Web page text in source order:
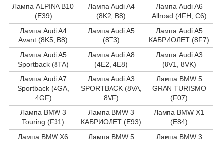
Лампа ALPINA B10
(E39)
Лампа Audi A4
(8K2, B8)
Лампа Audi A6
Allroad (4FH, C6)
Лампа Audi A4
Avant (8K5, B8)
Лампа Audi A5
(8T3)
Лампа Audi A5
КАБРИОЛЕТ (8F7)
Лампа Audi A5
Sportback (8TA)
Лампа Audi A8
(4E2, 4E8)
Лампа Audi A3
(8V1, 8VK)
Лампа Audi A7
Sportback (4GA,
4GF)
Лампа Audi A3
SPORTBACK (8VA,
8VF)
Лампа BMW 5
GRAN TURISMO
(F07)
Лампа BMW 3
Touring (F31)
Лампа BMW 3
КАБРИОЛЕТ (E93)
Лампа BMW X1
(E84)
Лампа BMW X6
Лампа BMW 5
Лампа BMW 3